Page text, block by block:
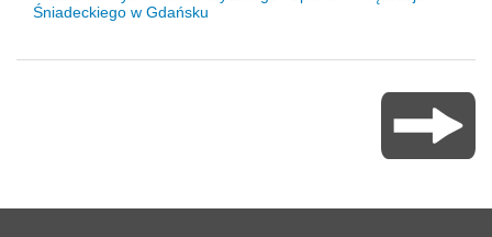
Śniadeckiego w Gdańsku